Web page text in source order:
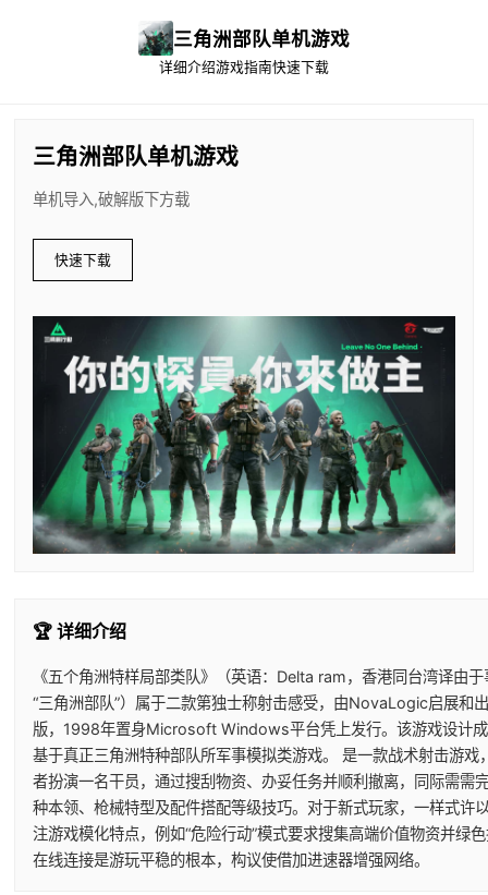
三角洲部队单机游戏
详细介绍游戏指南快速下载
三角洲部队单机游戏
单机导入,破解版下方载
快速下载
🏆 详细介绍
《五个角洲特样局部类队》（英语：Delta ram，香港同台湾译由于
“三角洲部队”）属于二款第独士称射击感受，由NovaLogic启展和
版，1998年置身Microsoft Windows平台凭上发行。该游戏设计
基于真正三角洲特种部队所军事模拟类游戏。 是一款战术射击游戏
者扮演一名干员，通过搜刮物资、办妥任务并顺利撤离，同际需需
种本领、枪械特型及配件搭配等级技巧。对于新式玩家，一样式许
注游戏模化特点，例如“危险行动”模式要求搜集高端价值物资并绿
在线连接是游玩平稳的根本，构议使借加进速器增强网络。